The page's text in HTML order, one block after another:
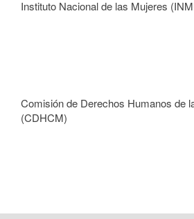
Instituto Nacional de las Mujeres
Comisión de Derechos Humanos de
(CDHCM)